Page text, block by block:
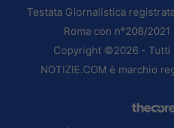
Testata Giornalistica
Roma con n°208/2021
Copyright ©2026 -
NOTIZIE.COM è marchio